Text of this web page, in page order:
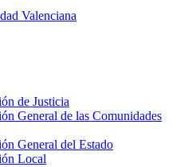
Valenciana
de Justicia
General de las Comunidades
General del Estado
Local